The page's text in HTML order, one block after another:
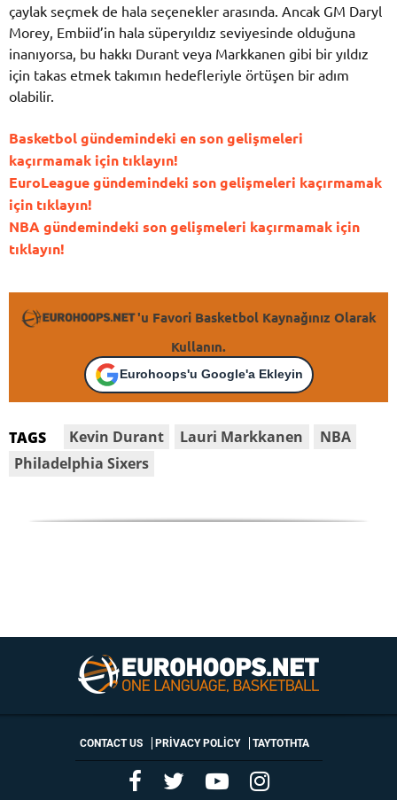
çaylak seçmek de hala seçenekler arasında. Ancak GM Daryl
Morey, Embiid’in hala süperyıldız seviyesinde olduğuna
inanıyorsa, bu hakkı Durant veya Markkanen gibi bir yıldız
için takas etmek takımın hedefleriyle örtüşen bir adım
olabilir.
Basketbol gündemindeki en son gelişmeleri
kaçırmamak için tıklayın!
EuroLeague gündemindeki son gelişmeleri kaçırmamak
için tıklayın!
NBA gündemindeki son gelişmeleri kaçırmamak için
tıklayın!
'u Favori Basketbol Kaynağınız Olarak
Kullanın.
Eurohoops'u Google'a Ekleyin
TAGS Kevin Durant Lauri Markkanen
NBA
Philadelphia Sixers
CONTACT US PRIVACY POLICY ΤΑΥΤΟΤΗΤΑ